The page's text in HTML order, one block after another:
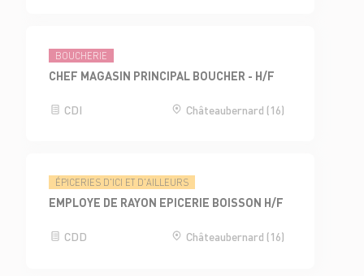
BOUCHERIE
CHEF MAGASIN PRINCIPAL BOUCHER - H/F
CDI Châteaubernard (16)
ÉPICERIES D'ICI ET D'AILLEURS
EMPLOYE DE RAYON EPICERIE BOISSON H/F
CDD Châteaubernard (16)